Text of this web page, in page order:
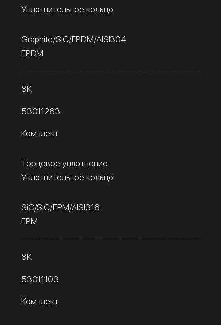
Уплотнительное кольцо
Graphite/SiC/EPDM/AISI304
EPDM
8К
53011263
Комплект
Торцевое уплотнение
Уплотнительное кольцо
SiC/SiC/FPM/AISI316
FPM
8К
53011103
Комплект